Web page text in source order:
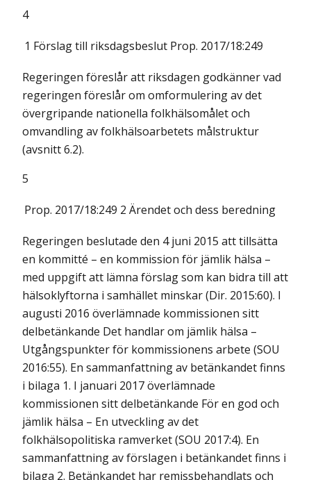
4
1 Förslag till riksdagsbeslut Prop. 2017/18:249
Regeringen föreslår att riksdagen godkänner vad
regeringen föreslår om omformulering av det
övergripande nationella folkhälsomålet och
omvandling av folkhälsoarbetets målstruktur
(avsnitt 6.2).
5
Prop. 2017/18:249 2 Ärendet och dess beredning
Regeringen beslutade den 4 juni 2015 att tillsätta
en kommitté – en kommission för jämlik hälsa –
med uppgift att lämna förslag som kan bidra till att
hälsoklyftorna i samhället minskar (Dir. 2015:60). I
augusti 2016 överlämnade kommissionen sitt
delbetänkande Det handlar om jämlik hälsa –
Utgångspunkter för kommissionens arbete (SOU
2016:55). En sammanfattning av betänkandet finns
i bilaga 1. I januari 2017 överlämnade
kommissionen sitt delbetänkande För en god och
jämlik hälsa – En utveckling av det
folkhälsopolitiska ramverket (SOU 2017:4). En
sammanfattning av förslagen i betänkandet finns i
bilaga 2. Betänkandet har remissbehandlats och